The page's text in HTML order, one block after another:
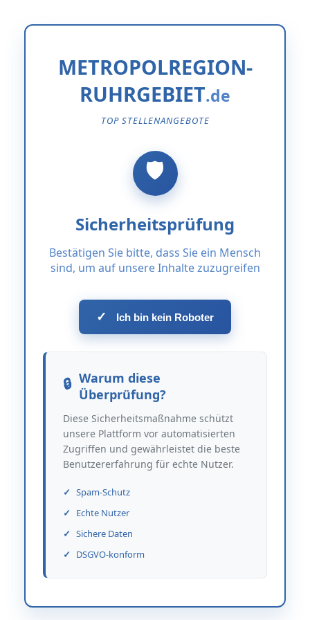
METROPOLREGION-
RUHRGEBIET
TOP STELLENANGEBOTE
Sicherheitsprüfung
Bestätigen Sie bitte, dass Sie ein Mensch
sind, um auf unsere Inhalte zuzugreifen
✓ Ich bin kein Roboter
Warum diese
Überprüfung?
Diese Sicherheitsmaßnahme schützt
unsere Plattform vor automatisierten
Zugriffen und gewährleistet die beste
Benutzererfahrung für echte Nutzer.
Spam-Schutz
Echte Nutzer
Sichere Daten
DSGVO-konform